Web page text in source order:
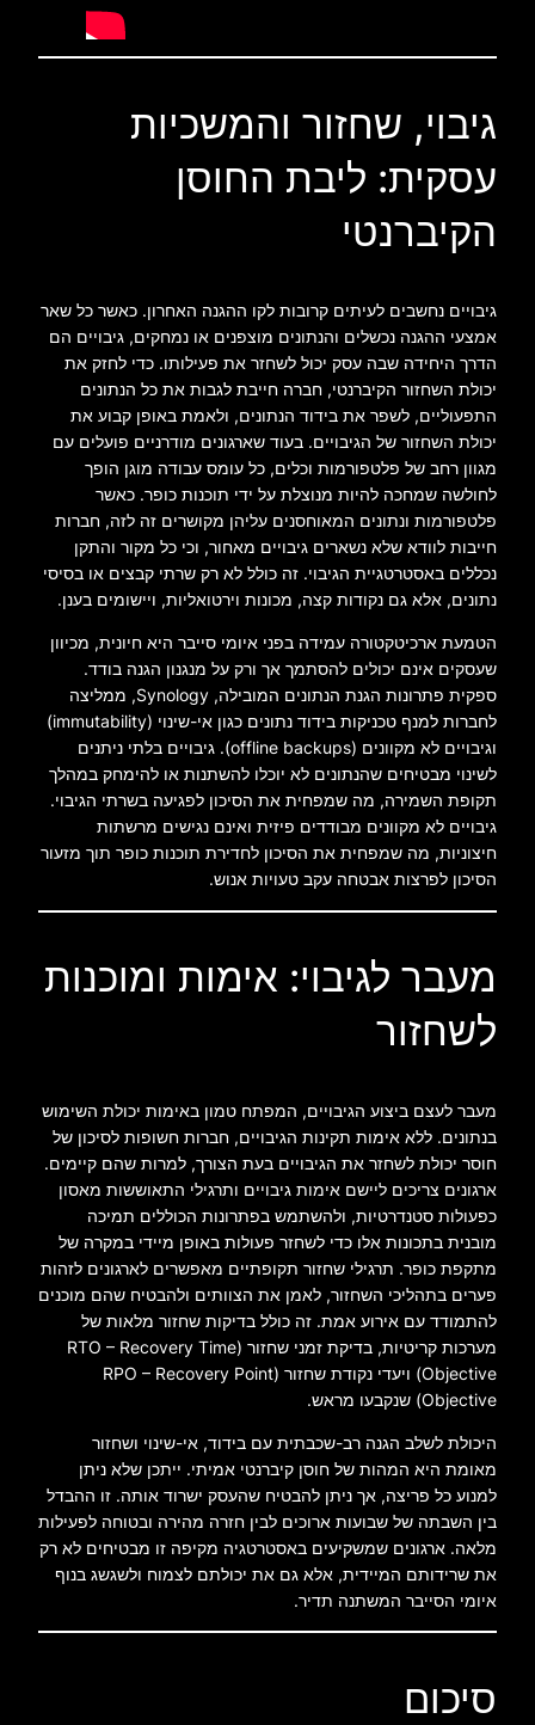
גיבוי, שחזור והמשכיות
עסקית: ליבת החוסן
הקיברנטי
גיבויים נחשבים לעיתים קרובות לקו ההגנה האחרון. כאשר כל שאר
אמצעי ההגנה נכשלים והנתונים מוצפנים או נמחקים, גיבויים הם
הדרך היחידה שבה עסק יכול לשחזר את פעילותו. כדי לחזק את
יכולת השחזור הקיברנטי, חברה חייבת לגבות את כל הנתונים
התפעוליים, לשפר את בידוד הנתונים, ולאמת באופן קבוע את
יכולת השחזור של הגיבויים. בעוד שארגונים מודרניים פועלים עם
מגוון רחב של פלטפורמות וכלים, כל עומס עבודה מוגן הופך
לחולשה שמחכה להיות מנוצלת על ידי תוכנות כופר. כאשר
פלטפורמות ונתונים המאוחסנים עליהן מקושרים זה לזה, חברות
חייבות לוודא שלא נשארים גיבויים מאחור, וכי כל מקור והתקן
נכללים באסטרטגיית הגיבוי. זה כולל לא רק שרתי קבצים או בסיסי
נתונים, אלא גם נקודות קצה, מכונות וירטואליות, ויישומים בענן.
הטמעת ארכיטקטורה עמידה בפני איומי סייבר היא חיונית, מכיוון
שעסקים אינם יכולים להסתמך אך ורק על מנגנון הגנה בודד.
ספקית פתרונות הגנת הנתונים המובילה, Synology, ממליצה
לחברות למנף טכניקות בידוד נתונים כגון אי-שינוי (immutability)
וגיבויים לא מקוונים (offline backups). גיבויים בלתי ניתנים
לשינוי מבטיחים שהנתונים לא יוכלו להשתנות או להימחק במהלך
תקופת השמירה, מה שמפחית את הסיכון לפגיעה בשרתי הגיבוי.
גיבויים לא מקוונים מבודדים פיזית ואינם נגישים מרשתות
חיצוניות, מה שמפחית את הסיכון לחדירת תוכנות כופר תוך מזעור
הסיכון לפרצות אבטחה עקב טעויות אנוש.
מעבר לגיבוי: אימות ומוכנות
לשחזור
מעבר לעצם ביצוע הגיבויים, המפתח טמון באימות יכולת השימוש
בנתונים. ללא אימות תקינות הגיבויים, חברות חשופות לסיכון של
חוסר יכולת לשחזר את הגיבויים בעת הצורך, למרות שהם קיימים.
ארגונים צריכים ליישם אימות גיבויים ותרגילי התאוששות מאסון
כפעולות סטנדרטיות, ולהשתמש בפתרונות הכוללים תמיכה
מובנית בתכונות אלו כדי לשחזר פעולות באופן מיידי במקרה של
מתקפת כופר. תרגילי שחזור תקופתיים מאפשרים לארגונים לזהות
פערים בתהליכי השחזור, לאמן את הצוותים ולהבטיח שהם מוכנים
להתמודד עם אירוע אמת. זה כולל בדיקות שחזור מלאות של
מערכות קריטיות, בדיקת זמני שחזור (RTO – Recovery Time
Objective) ויעדי נקודת שחזור (RPO – Recovery Point
Objective) שנקבעו מראש.
היכולת לשלב הגנה רב-שכבתית עם בידוד, אי-שינוי ושחזור
מאומת היא המהות של חוסן קיברנטי אמיתי. ייתכן שלא ניתן
למנוע כל פריצה, אך ניתן להבטיח שהעסק ישרוד אותה. זו ההבדל
בין השבתה של שבועות ארוכים לבין חזרה מהירה ובטוחה לפעילות
מלאה. ארגונים שמשקיעים באסטרטגיה מקיפה זו מבטיחים לא רק
את שרידותם המיידית, אלא גם את יכולתם לצמוח ולשגשג בנוף
איומי הסייבר המשתנה תדיר.
סיכום